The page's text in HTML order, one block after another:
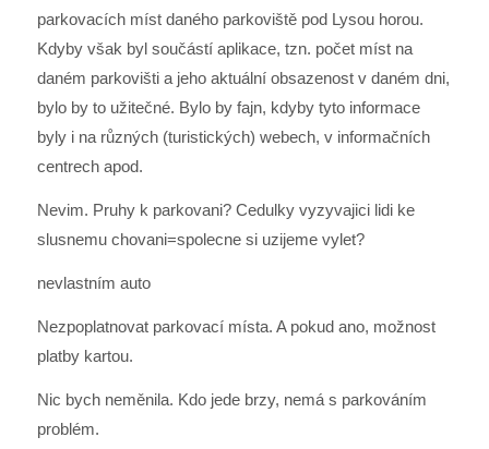
parkovacích míst daného parkoviště pod Lysou horou.
Kdyby však byl součástí aplikace, tzn. počet míst na
daném parkovišti a jeho aktuální obsazenost v daném dni,
bylo by to užitečné. Bylo by fajn, kdyby tyto informace
byly i na různých (turistických) webech, v informačních
centrech apod.
Nevim. Pruhy k parkovani? Cedulky vyzyvajici lidi ke
slusnemu chovani=spolecne si uzijeme vylet?
nevlastním auto
Nezpoplatnovat parkovací místa. A pokud ano, možnost
platby kartou.
Nic bych neměnila. Kdo jede brzy, nemá s parkováním
problém.